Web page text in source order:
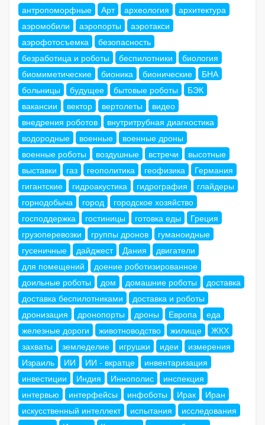
антропоморфные
Арт археология
архитектура
аэромобили
аэропорты
аэротакси
аэрофотосъемка
безопасность
безработица и роботы
беспилотники
биология
биомиметические
бионика бионические
БНА
больницы
будущее бытовые роботы
БЭК
вакансии
вектор вертолеты
видео
внедрения роботов
внутритрубная диагностика
водородные
военные
военные дроны
военные роботы
воздушные встречи
высотные
выставки
газ геополитика геофизика
Германия
гигантские
гидроакустика гидрография
глайдеры
горнодобыча
город
городское хозяйство
господдержка
гостиницы готовка еды
Греция
грузоперевозки
группы дронов
гуманоидные
гусеничные
дайджест Дания
двигатели
для помещений
доение роботизированное
доильные роботы
дом домашние роботы
доставка
доставка беспилотниками
доставка и роботы
дронизация
дронопорты дроны Европа
еда
железные дороги
животноводство жилище
ЖКХ
захваты
земледелие игрушки идеи
измерения
Израиль
ИИ ИИ - вкратце
инвентаризация
инвестиции
Индия Иннополис
инспекция
интервью
интерфейсы инфоботы Ирак
Иран
искусственный интеллект
испытания
исследования